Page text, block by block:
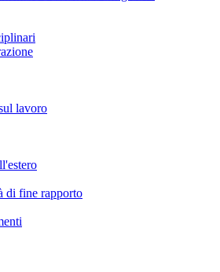
lavoro
di fine rapporto